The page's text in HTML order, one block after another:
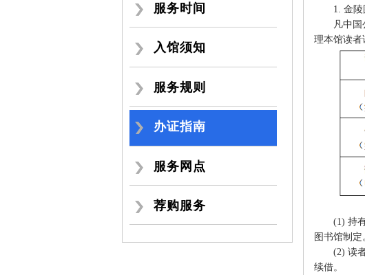
服务时间
入馆须知
服务规则
办证指南
服务网点
荐购服务
1. 金陵
凡中
理本馆读者
(1) 持
图书馆制定
(2) 读
续借。